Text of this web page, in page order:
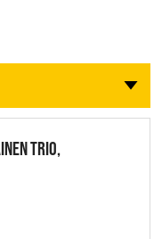
TRIO,